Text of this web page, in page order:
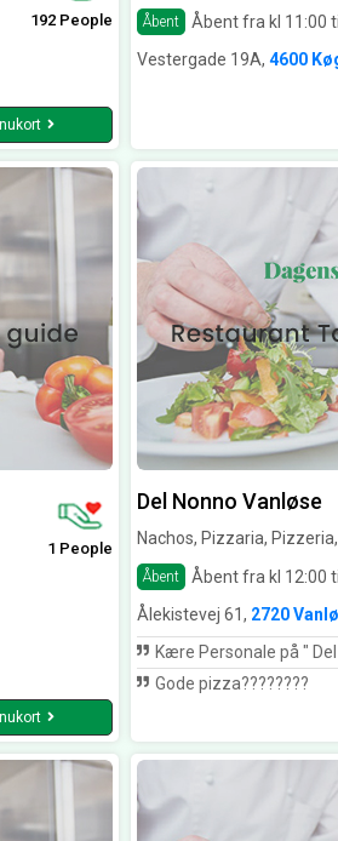
192 People Åbent Åbent fra kl 11:00
Vestergade 19A, 4600
1 People
Del Nonno Vanløse
Nachos, Pizzaria,
Åbent Åbent fra kl 12:00
Ålekistevej 61, 2720
Kære Personale på " Del Nonno "...Tak for en FANTASTISK smagsoplevelse ! Det er længe siden jeg har smagt såå lækker italiensk mad...MUMS! Fik jeres nr 86 og nr 60 , bedste hvidløgsbrød EVER ..... Ikke sidste gang jeg handler hos jer.Forsat god aften ..... Til alle Vanløse folk
Gode pizza????????